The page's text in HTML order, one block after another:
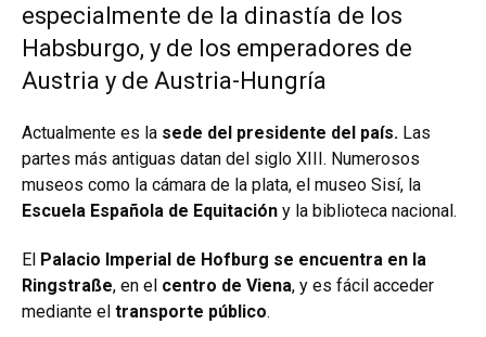
especialmente de la dinastía de los
Habsburgo, y de los emperadores de
Austria y de Austria-Hungría
Actualmente es la sede del presidente del país. Las
partes más antiguas datan del siglo XIII. Numerosos
museos como la cámara de la plata, el museo Sisí, la
Escuela Española de Equitación y la biblioteca nacional.
El Palacio Imperial de Hofburg se encuentra en la
Ringstraße, en el centro de Viena, y es fácil acceder
mediante el transporte público.